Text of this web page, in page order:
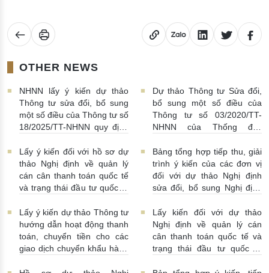
OTHER NEWS
NHNN lấy ý kiến dự thảo
Thông tư sửa đổi, bổ sung
một số điều của Thông tư số
18/2025/TT-NHNN quy định
sẻ thông tin của Hệ thống
thông tin phục vụ công tác
giám sát hoạt động QTDND
và tổ chức TCVM
Dự thảo Thông tư Sửa đổi,
bổ sung một số điều của
Thông tư số 03/2020/TT-
NHNN của Thống đốc
tiền của NHNN 03/08/2026 |
11:16:00
Lấy ý kiến đối với hồ sơ dự
thảo Nghị định về quản lý
cán cân thanh toán quốc tế
và trạng thái đầu tư quốc tế
10:00:00
Bảng tổng hợp tiếp thu, giải
trình ý kiến của các đơn vị
đối với dự thảo Nghị định
sửa đổi, bổ sung Nghị định
30/07/2026 | 09:09:00
Lấy ý kiến dự thảo Thông tư
hướng dẫn hoạt động thanh
toán, chuyển tiền cho các
giao dịch chuyển khẩu hàng
Lấy kiến đối với dự thảo
Nghị định về quản lý cán
cân thanh toán quốc tế và
trạng thái đầu tư quốc tế